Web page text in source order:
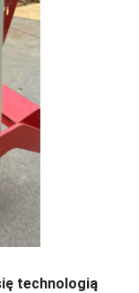
technologią